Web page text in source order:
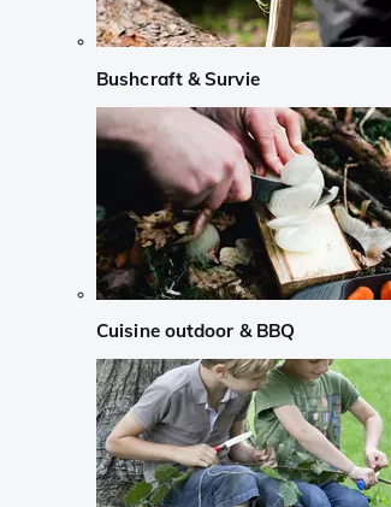
Bushcraft & Survie
Cuisine outdoor & BBQ